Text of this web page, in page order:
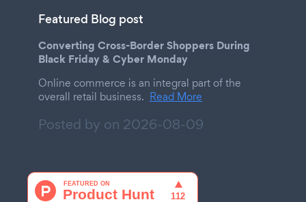
Featured Blog post
Converting Cross-Border Shoppers During
Black Friday & Cyber Monday
Online commerce is an integral part of the
overall retail business. Read More
Posted by on 2026-08-09